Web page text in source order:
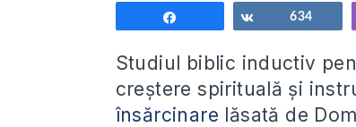
Share634
Studiul biblic inductiv
creștere spirituală și
însărcinare lăsată de